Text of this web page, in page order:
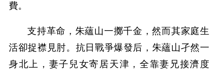
費。
支持革命，朱蘊山一擲千金，然而其家庭生
活卻捉襟見肘。抗日戰爭爆發后，朱蘊山孑然一
身北上，妻子兒女寄居天津，全靠妻兄接濟度